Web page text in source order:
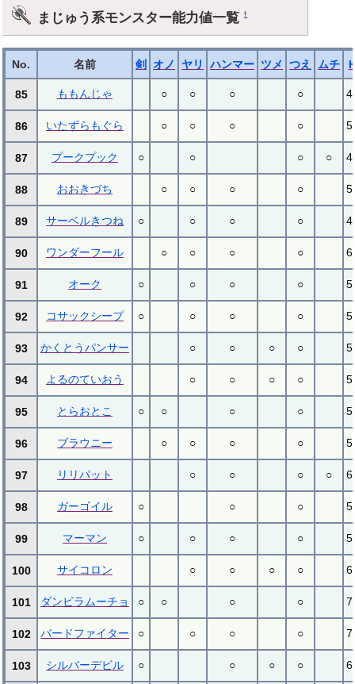
まじゅう系モンスター能力値一覧†
No. 名前 剣 オノ ヤリ ハンマー ツメ つえ ムチ
85 ももんじゃ ○ ○ ○ ○
86 いたずらもぐら ○ ○ ○ ○
87 プークプック ○ ○ ○ ○
88 おおきづち ○ ○ ○ ○
89 サーベルきつね ○ ○ ○ ○
90 ワンダーフール ○ ○ ○ ○
91 オーク ○ ○ ○ ○
92 コサックシープ ○ ○ ○ ○
93 かくとうパンサー ○ ○ ○ ○
94 よるのていおう ○ ○ ○ ○
95 とらおとこ ○ ○ ○ ○
96 ブラウニー ○ ○ ○ ○
97 リリパット ○ ○ ○ ○
98 ガーゴイル ○ ○ ○
99 マーマン ○ ○ ○ ○
100 サイコロン ○ ○ ○ ○
101 ダンビラムーチョ ○ ○ ○ ○
102 バードファイター ○ ○ ○ ○
103 シルバーデビル ○ ○ ○ ○